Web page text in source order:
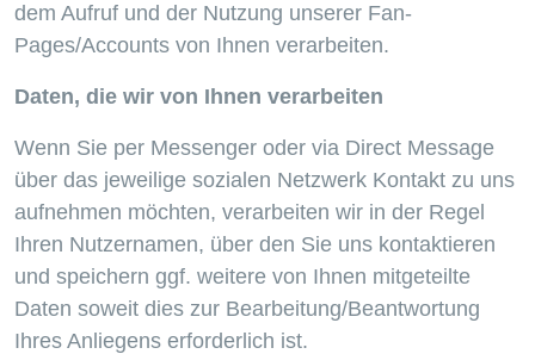
dem Aufruf und der Nutzung unserer Fan-
Pages/Accounts von Ihnen verarbeiten.
Daten, die wir von Ihnen verarbeiten
Wenn Sie per Messenger oder via Direct Message
über das jeweilige sozialen Netzwerk Kontakt zu uns
aufnehmen möchten, verarbeiten wir in der Regel
Ihren Nutzernamen, über den Sie uns kontaktieren
und speichern ggf. weitere von Ihnen mitgeteilte
Daten soweit dies zur Bearbeitung/Beantwortung
Ihres Anliegens erforderlich ist.